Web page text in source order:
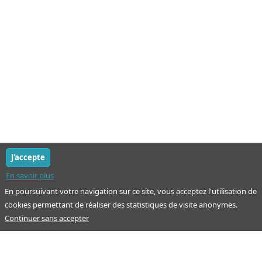
En poursuivant votre navigation sur ce site, vous acceptez l'utilisation de
cookies permettant de réaliser des statistiques de visite anonymes.
En savoir plus
J'accepte
Continuer sans accepter